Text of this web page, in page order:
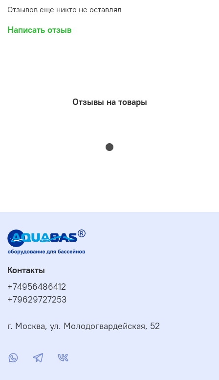
Отзывов еще никто не оставлял
Написать отзыв
Отзывы на товары
Контакты
+74956486412
+79629727253
г. Москва, ул. Молодогвардейская, 52